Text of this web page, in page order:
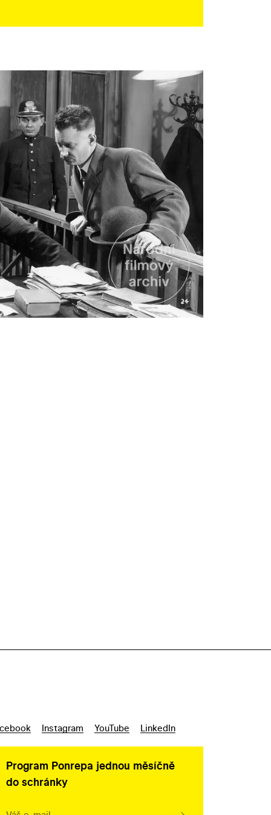
Instagram YouTube LinkedIn
Program Ponrepa jednou měsíčně
do schránky